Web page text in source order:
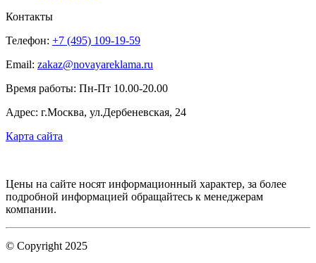
Контакты
Телефон: +7 (495) 109-19-59
Email: zakaz@novayareklama.ru
Время работы: Пн-Пт 10.00-20.00
Адрес: г.Москва, ул.Дербеневская, 24
Карта сайта
Цены на сайте носят информационный характер, за более
подробной информацией обращайтесь к менеджерам
компании.
© Copyright 2025